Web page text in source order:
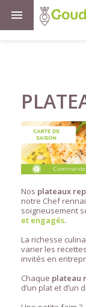

Nos plateaux
notre Chef
soigneusement
et engagés.
La richesse
varier les
invités en
Chaque plateau
d’un plat et d’un